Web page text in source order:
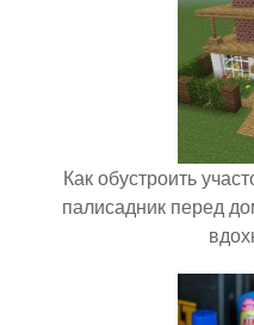
Как обустроить
палисадник перед